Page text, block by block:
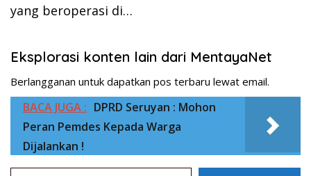
yang beroperasi di…
Eksplorasi konten lain dari MentayaNet
Berlangganan untuk dapatkan pos terbaru lewat email.
BACA JUGA : DPRD Seruyan : Mohon
Peran Pemdes Kepada Warga
Dijalankan !
Ketikkan email Anda...